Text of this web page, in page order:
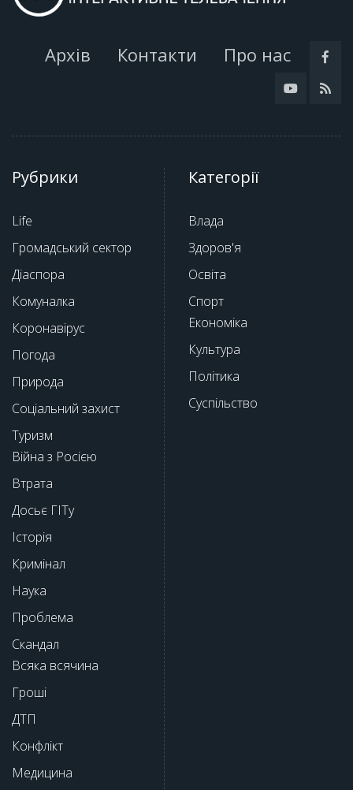
Архів Контакти Про нас
Рубрики
Life
Громадський сектор
Діаспора
Комуналка
Коронавірус
Погода
Природа
Соціальний захист
Туризм
Війна з Росією
Втрата
Досьє ГІТу
Історія
Кримінал
Наука
Проблема
Скандал
Всяка всячина
Гроші
ДТП
Конфлікт
Медицина
Категорії
Влада
Здоров'я
Освіта
Спорт
Економіка
Культура
Політика
Суспільство